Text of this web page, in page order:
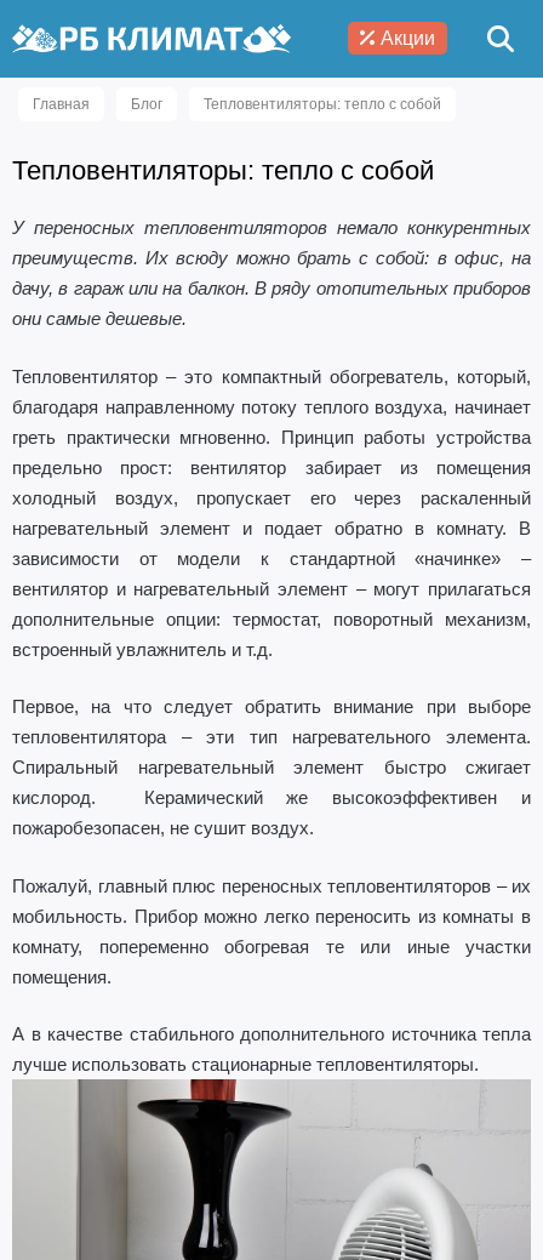
Акции
Главная Блог Тепловентиляторы: тепло с собой
Тепловентиляторы: тепло с собой
У переносных тепловентиляторов немало конкурентных
преимуществ. Их всюду можно брать с собой: в офис, на
дачу, в гараж или на балкон. В ряду отопительных приборов
они самые дешевые.
Тепловентилятор – это компактный обогреватель, который,
благодаря направленному потоку теплого воздуха, начинает
греть практически мгновенно. Принцип работы устройства
предельно прост: вентилятор забирает из помещения
холодный воздух, пропускает его через раскаленный
нагревательный элемент и подает обратно в комнату. В
зависимости от модели к стандартной «начинке» –
вентилятор и нагревательный элемент – могут прилагаться
дополнительные опции: термостат, поворотный механизм,
встроенный увлажнитель и т.д.
Первое, на что следует обратить внимание при выборе
тепловентилятора – эти тип нагревательного элемента.
Спиральный нагревательный элемент быстро сжигает
кислород. Керамический же высокоэффективен и
пожаробезопасен, не сушит воздух.
Пожалуй, главный плюс переносных тепловентиляторов – их
мобильность. Прибор можно легко переносить из комнаты в
комнату, попеременно обогревая те или иные участки
помещения.
А в качестве стабильного дополнительного источника тепла
лучше использовать стационарные тепловентиляторы.